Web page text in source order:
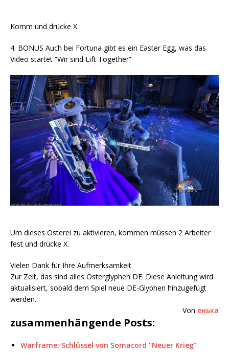
Komm und drücke X.
4. BONUS Auch bei Fortuna gibt es ein Easter Egg, was das
Video startet “Wir sind Lift Together”
Um dieses Osterei zu aktivieren, kommen müssen 2 Arbeiter
fest und drücke X.
Vielen Dank für Ihre Aufmerksamkeit
Zur Zeit, das sind alles Osterglyphen DE. Diese Anleitung wird
aktualisiert, sobald dem Spiel neue DE-Glyphen hinzugefügt
werden..
Von енька
zusammenhängende Posts:
Warframe: Schlüssel von Somacord “Neuer Krieg”